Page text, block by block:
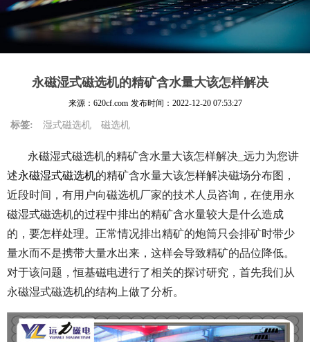
永磁湿式磁选机的精矿含水量大该怎样解决
来源：620cf.com 发布时间： 2022-12-20 07:53:27
标签: 湿式磁选机 磁选机
永磁湿式磁选机的精矿含水量大该怎样解决_远力为您讲
述永磁湿式磁选机的精矿含水量大该怎样解决磁场分布图，
近段时间，有用户向磁选机厂家的技术人员咨询，在使用永
磁湿式磁选机的过程中排出的精矿含水量较大是什么造成
的，要怎样处理。正常情况排出精矿的炮筒只会排矿时带少
量水而不是携带大量水出来，这样会导致精矿的品位降低。
对于该问题，恒基磁电进行了相关的探讨研究，首先我们从
永磁湿式磁选机的结构上做了分析。